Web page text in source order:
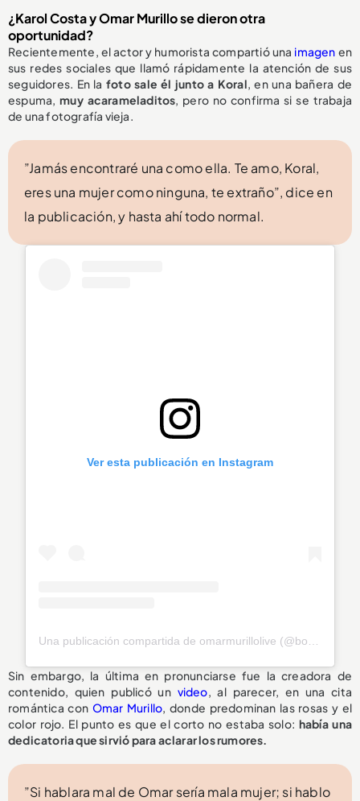
¿Karol Costa y Omar Murillo se dieron otra
oportunidad?
Recientemente, el actor y humorista compartió una imagen en
sus redes sociales que llamó rápidamente la atención de sus
seguidores. En la foto sale él junto a Koral, en una bañera de
espuma,muy acarameladitos, pero no confirma si se trabaja
de una fotografía vieja.
”Jamás encontraré una como ella. Te amo, Koral,
eres una mujer como ninguna, te extraño”, dice en
la publicación, y hasta ahí todo normal.
Ver esta publicación en Instagram
Sin embargo, la última en pronunciarse fue la creadora de
contenido, quien publicó un video, al parecer, en una cita
romántica con Omar Murillo, donde predominan las rosas y el
color rojo. El punto es que el corto no estaba solo: había una
dedicatoria que sirvió para aclarar los rumores.
”Si hablara mal de Omar sería mala mujer; si hablo